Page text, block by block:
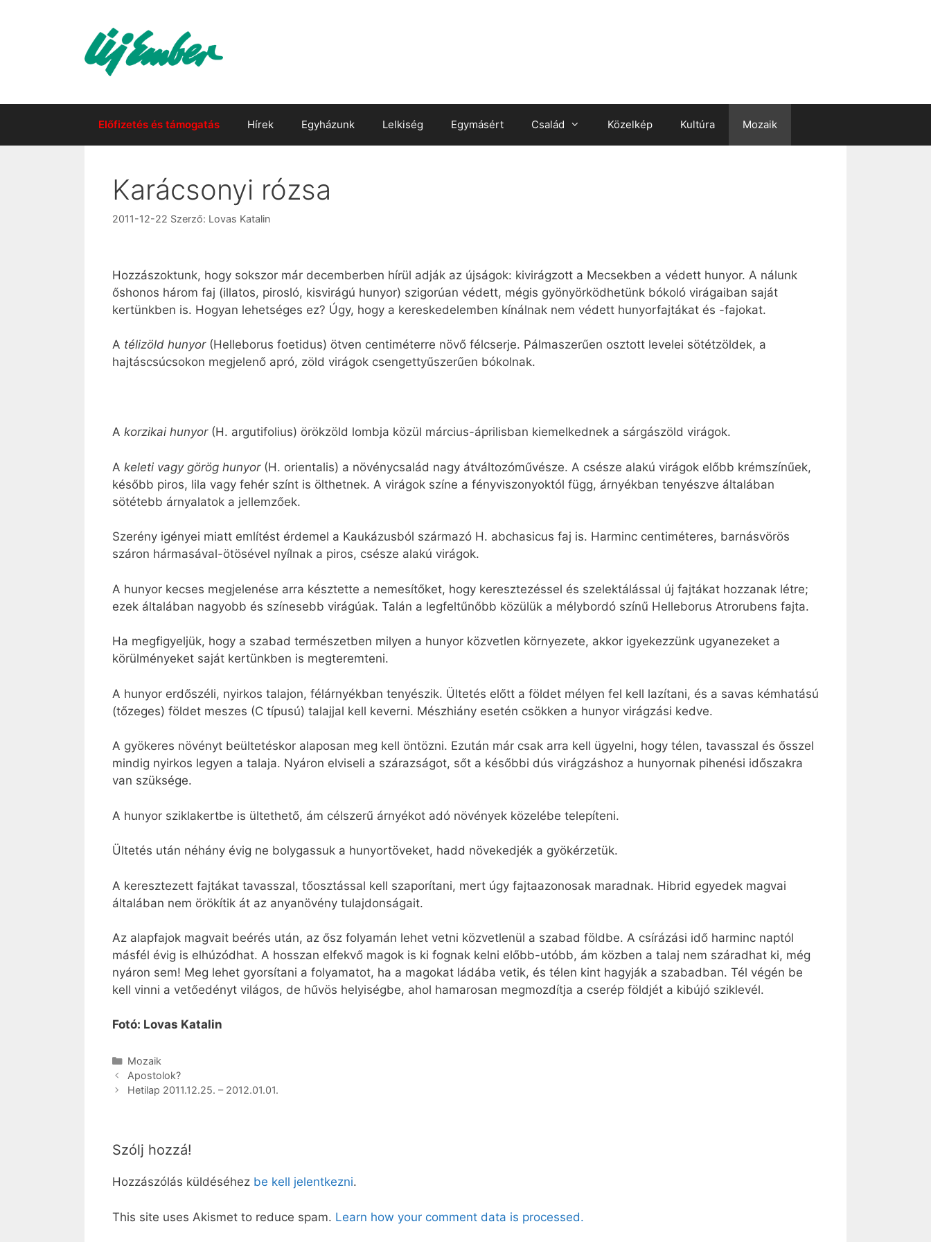
Előfizetés és támogatás Hírek Egyházunk Lelkiség Egymásért Család Közelkép Kultúra Mozaik
Karácsonyi rózsa
2011-12-22 Szerző: Lovas Katalin
Hozzászoktunk, hogy sokszor már decemberben hírül adják az újságok: kivirágzott a Mecsekben a védett hunyor. A nálunk
őshonos három faj (illatos, pirosló, kisvirágú hunyor) szigorúan védett, mégis gyönyörködhetünk bókoló virágaiban saját
kertünkben is. Hogyan lehetséges ez? Úgy, hogy a kereskedelemben kínálnak nem védett hunyorfajtákat és -fajokat.
A télizöld hunyor (Helleborus foetidus) ötven centiméterre növő félcserje. Pálmaszerűen osztott levelei sötétzöldek, a
hajtáscsúcsokon megjelenő apró, zöld virágok csengettyűszerűen bókolnak.
A korzikai hunyor (H. argutifolius) örökzöld lombja közül március-áprilisban kiemelkednek a sárgászöld virágok.
A keleti vagy görög hunyor (H. orientalis) a növénycsalád nagy átváltozóművésze. A csésze alakú virágok előbb krémszínűek,
később piros, lila vagy fehér színt is ölthetnek. A virágok színe a fényviszonyoktól függ, árnyékban tenyészve általában
sötétebb árnyalatok a jellemzőek.
Szerény igényei miatt említést érdemel a Kaukázusból származó H. abchasicus faj is. Harminc centiméteres, barnásvörös
száron hármasával-ötösével nyílnak a piros, csésze alakú virágok.
A hunyor kecses megjelenése arra késztette a nemesítőket, hogy keresztezéssel és szelektálással új fajtákat hozzanak létre;
ezek általában nagyobb és színesebb virágúak. Talán a legfeltűnőbb közülük a mélybordó színű Helleborus Atrorubens fajta.
Ha megfigyeljük, hogy a szabad természetben milyen a hunyor közvetlen környezete, akkor igyekezzünk ugyanezeket a
körülményeket saját kertünkben is megteremteni.
A hunyor erdőszéli, nyirkos talajon, félárnyékban tenyészik. Ültetés előtt a földet mélyen fel kell lazítani, és a savas kémhatású
(tőzeges) földet meszes (C típusú) talajjal kell keverni. Mészhiány esetén csökken a hunyor virágzási kedve.
A gyökeres növényt beültetéskor alaposan meg kell öntözni. Ezután már csak arra kell ügyelni, hogy télen, tavasszal és ősszel
mindig nyirkos legyen a talaja. Nyáron elviseli a szárazságot, sőt a későbbi dús virágzáshoz a hunyornak pihenési időszakra
van szüksége.
A hunyor sziklakertbe is ültethető, ám célszerű árnyékot adó növények közelébe telepíteni.
Ültetés után néhány évig ne bolygassuk a hunyortöveket, hadd növekedjék a gyökérzetük.
A keresztezett fajtákat tavasszal, tőosztással kell szaporítani, mert úgy fajtaazonosak maradnak. Hibrid egyedek magvai
általában nem örökítik át az anyanövény tulajdonságait.
Az alapfajok magvait beérés után, az ősz folyamán lehet vetni közvetlenül a szabad földbe. A csírázási idő harminc naptól
másfél évig is elhúzódhat. A hosszan elfekvő magok is ki fognak kelni előbb-utóbb, ám közben a talaj nem száradhat ki, még
nyáron sem! Meg lehet gyorsítani a folyamatot, ha a magokat ládába vetik, és télen kint hagyják a szabadban. Tél végén be
kell vinni a vetőedényt világos, de hűvös helyiségbe, ahol hamarosan megmozdítja a cserép földjét a kibújó sziklevél.
Fotó: Lovas Katalin
Kategória
Mozaik
Apostolok?
Hetilap 2011.12.25. – 2012.01.01.
Szólj hozzá!
Hozzászólás küldéséhez be kell jelentkezni.
This site uses Akismet to reduce spam. Learn how your comment data is processed.